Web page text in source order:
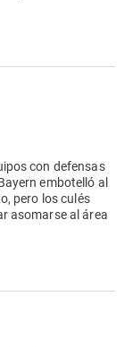
con defensas
embotelló al
pero los culés
asomarse al área